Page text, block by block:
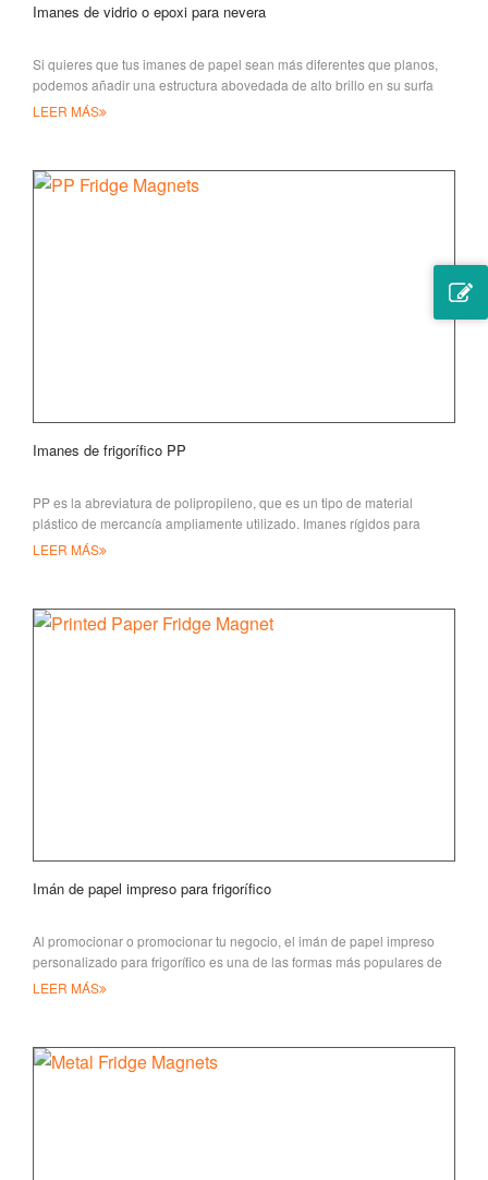
Imanes de vidrio o epoxi para nevera
Si quieres que tus imanes de papel sean más diferentes que planos,
podemos añadir una estructura abovedada de alto brillo en su surfa
LEER MÁS
Imanes de frigorífico PP
PP es la abreviatura de polipropileno, que es un tipo de material
plástico de mercancía ampliamente utilizado. Imanes rígidos para
frigoríficos hechos de PP A
LEER MÁS
Imán de papel impreso para frigorífico
Al promocionar o promocionar tu negocio, el imán de papel impreso
personalizado para frigorífico es una de las formas más populares de
transmitir tu información
LEER MÁS